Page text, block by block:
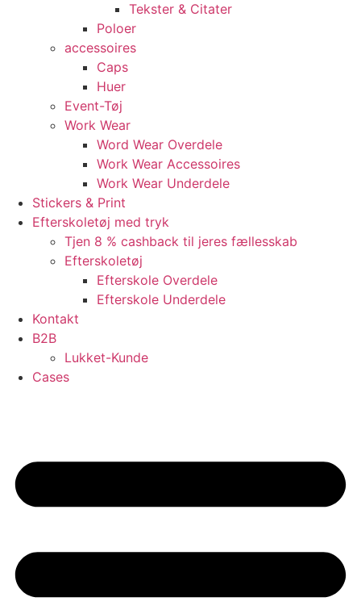
Tekster & Citater
Poloer
accessoires
Caps
Huer
Event-Tøj
Work Wear
Word Wear Overdele
Work Wear Accessoires
Work Wear Underdele
Stickers & Print
Efterskoletøj med tryk
Tjen 8 % cashback til jeres fællesskab
Efterskoletøj
Efterskole Overdele
Efterskole Underdele
Kontakt
B2B
Lukket-Kunde
Cases